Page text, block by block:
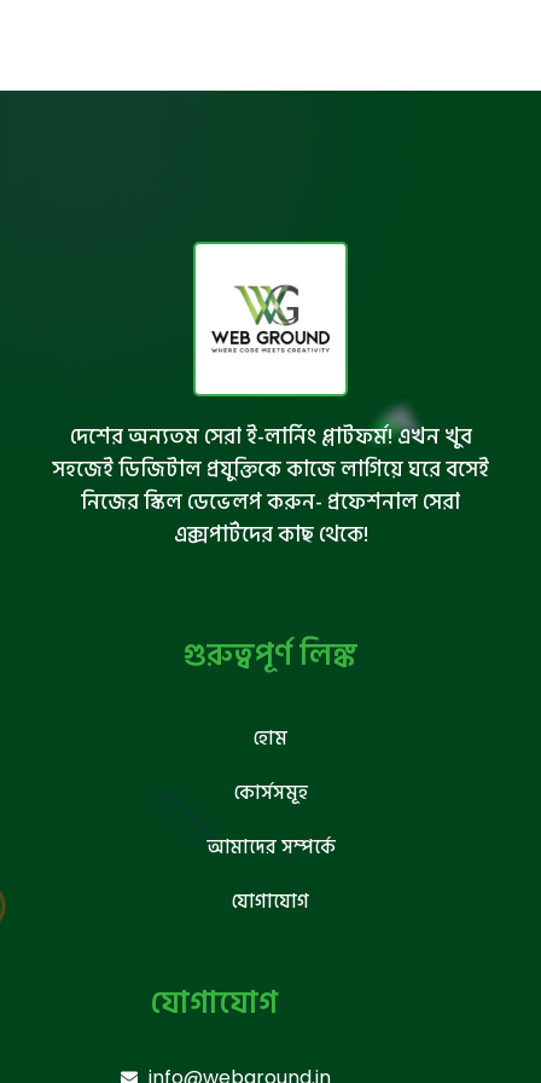
দেশের অন্যতম সেরা ই-লার্নিং প্লাটফর্ম! এখন খুব
সহজেই ডিজিটাল প্রযুক্তিকে কাজে লাগিয়ে ঘরে বসেই
নিজের স্কিল ডেভেলপ করুন- প্রফেশনাল সেরা
এক্সপার্টদের কাছ থেকে!
গুরুত্বপূর্ণ লিঙ্ক
হোম
কোর্সসমূহ
আমাদের সম্পর্কে
যোগাযোগ
যোগাযোগ